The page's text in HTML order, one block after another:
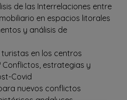
de las Interrelaciones entre
en espacios litorales
y análisis de
en los centros
estrategias y
Covid
nuevos conflictos